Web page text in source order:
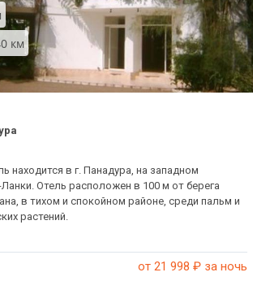
км
находится в г. Панадура, на западном
Отель расположен в 100 м от берега
в тихом и спокойном районе, среди пальм и
растений.
от 21 998 ₽ за ночь
5*
отелей